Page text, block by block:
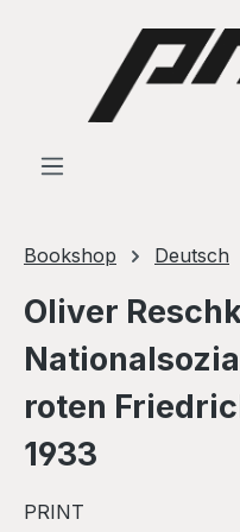
Skip to main content
Bookshop Deutsch
Oliver
roten
1933
PRINT